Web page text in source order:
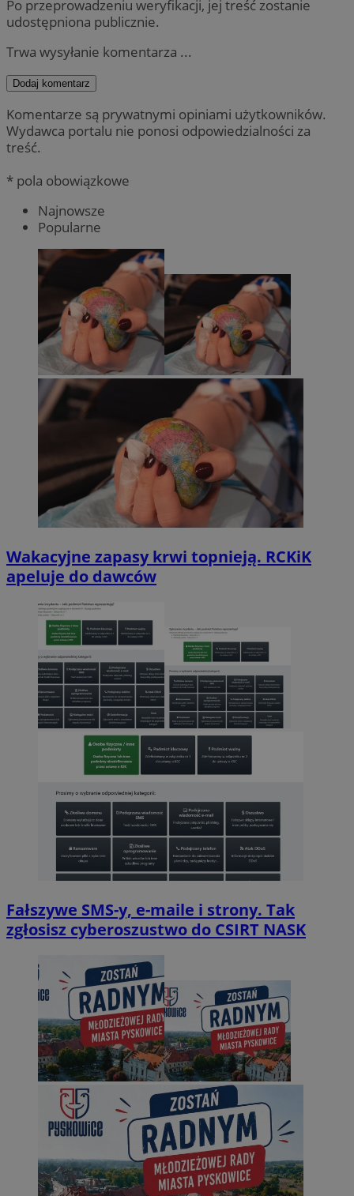
Po przeprowadzeniu weryfikacji, jej treść zostanie
udostępniona publicznie.
Trwa wysyłanie komentarza ...
Dodaj komentarz
Komentarze są prywatnymi opiniami użytkowników.
Wydawca portalu nie ponosi odpowiedzialności za
treść.
* pola obowiązkowe
Najnowsze
Popularne
Wakacyjne zapasy krwi topnieją. RCKiK
apeluje do dawców
Fałszywe SMS-y, e-maile i strony. Tak
zgłosisz cyberoszustwo do CSIRT NASK